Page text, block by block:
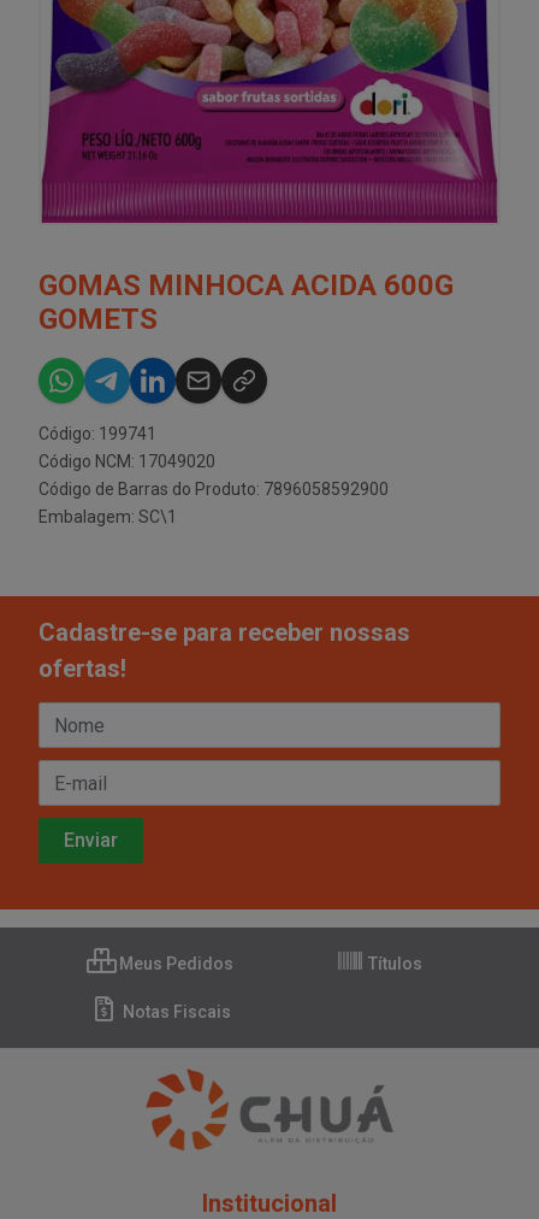
GOMAS MINHOCA ACIDA 600G
GOMETS
Código: 199741
Código NCM: 17049020
Código de Barras do Produto: 7896058592900
Embalagem: SC\1
Cadastre-se para receber nossas
ofertas!
Meus Pedidos Títulos
Notas Fiscais
Institucional